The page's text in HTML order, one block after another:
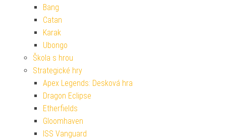
Bang
Catan
Karak
Ubongo
Škola s hrou
Strategické hry
Apex Legends: Desková hra
Dragon Eclipse
Etherfields
Gloomhaven
ISS Vanguard